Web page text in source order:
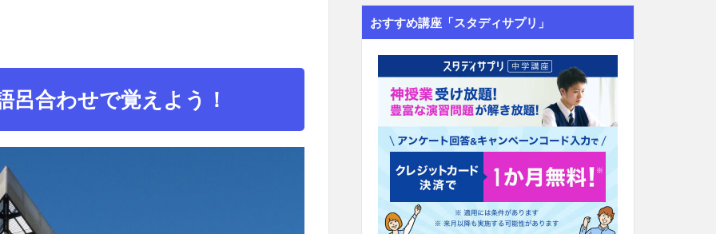
呂合わせで覚えよう！
おすすめ講座「スタディサプリ」